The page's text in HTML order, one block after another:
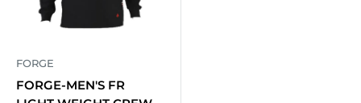
FORGE
FORGE-MEN'S FR